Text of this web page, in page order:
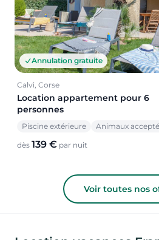
Annulation gratuite
Calvi, Corse
Location appartement pour 6
personnes
Piscine extérieure Animaux
dès 139 € par nuit
Voir toutes nos